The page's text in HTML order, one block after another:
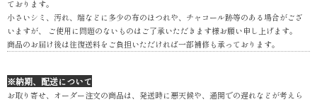
ております。
小さいシミ、汚れ、端などに多少の布のほつれや、チャコール跡等のある場合がござ
いますが、 ご使用に問題のないものはご了承いただきます様お願い申し上げます。
商品のお届け後は往復送料をご負担いただければ一部補修も承っております。
※納期、配送について
お取り寄せ、オーダー注文の商品は、発送時に悪天候や、通関での遅れなどが考えら